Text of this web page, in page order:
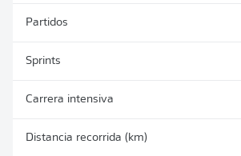
Partidos
Sprints
Carrera intensiva
Distancia recorrida (km)